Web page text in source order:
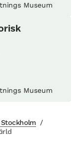
Museum
Museum
/